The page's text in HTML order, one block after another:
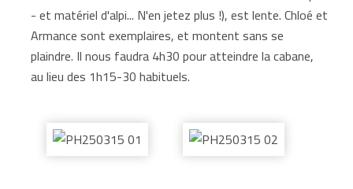
- et matériel d'alpi... N'en jetez plus !), est lente. Chloé et
Armance sont exemplaires, et montent sans se
plaindre. Il nous faudra 4h30 pour atteindre la cabane,
au lieu des 1h15-30 habituels.